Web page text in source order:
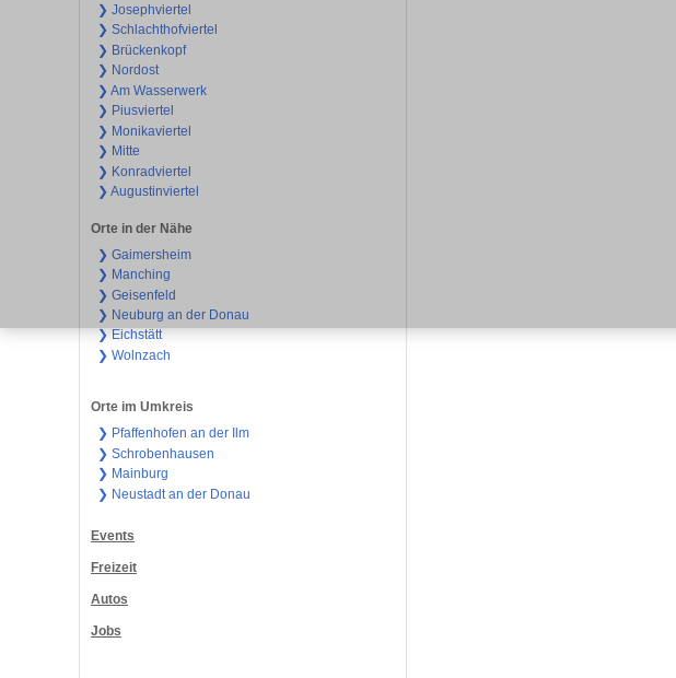
❯ Josephviertel
❯ Schlachthofviertel
❯ Brückenkopf
❯ Nordost
❯ Am Wasserwerk
❯ Piusviertel
❯ Monikaviertel
❯ Mitte
❯ Konradviertel
❯ Augustinviertel
Orte in der Nähe
❯ Gaimersheim
❯ Manching
❯ Geisenfeld
❯ Neuburg an der Donau
❯ Eichstätt
❯ Wolnzach
Orte im Umkreis
❯ Pfaffenhofen an der Ilm
❯ Schrobenhausen
❯ Mainburg
❯ Neustadt an der Donau
Events
Freizeit
Autos
Jobs